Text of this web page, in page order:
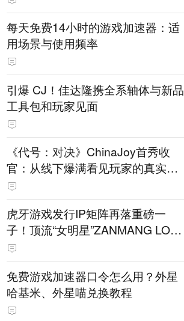
每天免费14小时的游戏加速器：适
用场景与使用频率
引爆 CJ！佳达隆携全系轴体与新品
工具包和玩家见面
《代号：对决》ChinaJoy首秀收
官：从线下爆满看见玩家的真实期
待
虎牙游戏发行IP矩阵再落重磅一
子！顶流“女明星”ZANMANG LOO
PY 正版3D消除手游《消消奇遇》
惊喜曝光
免费游戏加速器口令怎么用？外星
哈基米、外星喵兑换教程